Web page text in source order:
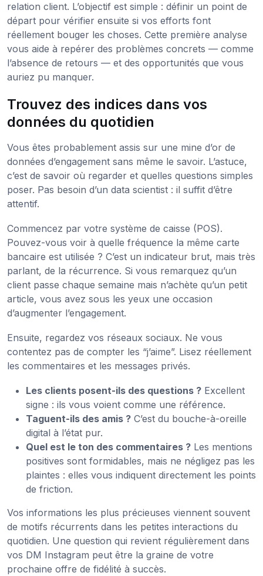
relation client. L’objectif est simple : définir un point de
départ pour vérifier ensuite si vos efforts font
réellement bouger les choses. Cette première analyse
vous aide à repérer des problèmes concrets — comme
l’absence de retours — et des opportunités que vous
auriez pu manquer.
Trouvez des indices dans vos
données du quotidien
Vous êtes probablement assis sur une mine d’or de
données d’engagement sans même le savoir. L’astuce,
c’est de savoir où regarder et quelles questions simples
poser. Pas besoin d’un data scientist : il suffit d’être
attentif.
Commencez par votre système de caisse (POS).
Pouvez-vous voir à quelle fréquence la même carte
bancaire est utilisée ? C’est un indicateur brut, mais très
parlant, de la récurrence. Si vous remarquez qu’un
client passe chaque semaine mais n’achète qu’un petit
article, vous avez sous les yeux une occasion
d’augmenter l’engagement.
Ensuite, regardez vos réseaux sociaux. Ne vous
contentez pas de compter les “j’aime”. Lisez réellement
les commentaires et les messages privés.
Les clients posent-ils des questions ? Excellent
signe : ils vous voient comme une référence.
Taguent-ils des amis ? C’est du bouche-à-oreille
digital à l’état pur.
Quel est le ton des commentaires ? Les mentions
positives sont formidables, mais ne négligez pas les
plaintes : elles vous indiquent directement les points
de friction.
Vos informations les plus précieuses viennent souvent
de motifs récurrents dans les petites interactions du
quotidien. Une question qui revient régulièrement dans
vos DM Instagram peut être la graine de votre
prochaine offre de fidélité à succès.